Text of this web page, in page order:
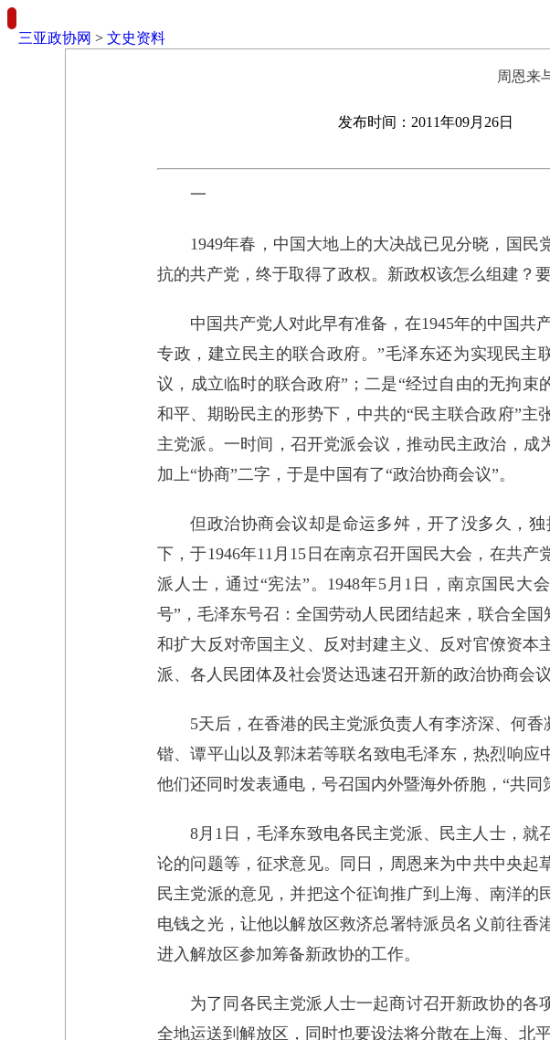
三亚政协网 > 文史资料
周恩来
发布时间：2011年09月26日
一
1949年春，中国大地上的大决战已见分晓，国
抗的共产党，终于取得了政权。新政权该怎么组建？
中国共产党人对此早有准备，在1945年的中国共
专政，建立民主的联合政府。”毛泽东还为实现民
议，成立临时的联合政府”；二是“经过自由的无拘
和平、期盼民主的形势下，中共的“民主联合政府”
主党派。一时间，召开党派会议，推动民主政治，
加上“协商”二字，于是中国有了“政治协商会议”。
但政治协商会议却是命运多舛，开了没多久，
下，于1946年11月15日在南京召开国民大会，在共
派人士，通过“宪法”。1948年5月1日，南京国民大
号”，毛泽东号召：全国劳动人民团结起来，联合全
和扩大反对帝国主义、反对封建主义、反对官僚资
派、各人民团体及社会贤达迅速召开新的政治协商会
5天后，在香港的民主党派负责人有李济深、何
锴、谭平山以及郭沫若等联名致电毛泽东，热烈响应
他们还同时发表通电，号召国内外暨海外侨胞，“共同
8月1日，毛泽东致电各民主党派、民主人士，
论的问题等，征求意见。同日，周恩来为中共中央
民主党派的意见，并把这个征询推广到上海、南洋
电钱之光，让他以解放区救济总署特派员名义前往
进入解放区参加筹备新政协的工作。
为了同各民主党派人士一起商讨召开新政协的
全地运送到解放区，同时也要设法将分散在上海、北